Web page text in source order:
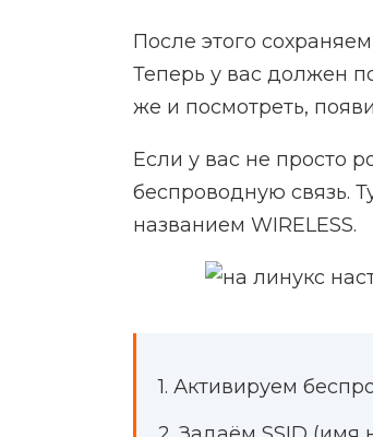
После этого
Теперь у вас должен
же и посмотреть,
Если у вас не просто
беспроводную связь.
названием WIRELESS.
1. Активируем